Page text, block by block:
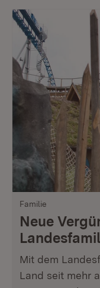
Familie
Neue
Mit dem
Land seit mehr